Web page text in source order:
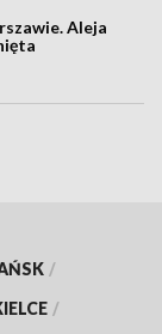
Aleja
/
/